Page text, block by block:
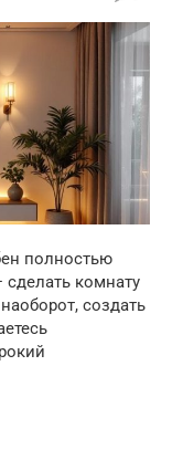
полностью
комнату
создать